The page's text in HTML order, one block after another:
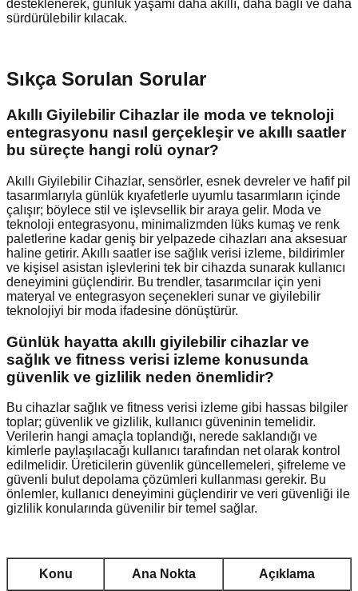
desteklenerek, günlük yaşamı daha akıllı, daha bağlı ve daha
sürdürülebilir kılacak.
Sıkça Sorulan Sorular
Akıllı Giyilebilir Cihazlar ile moda ve teknoloji
entegrasyonu nasıl gerçekleşir ve akıllı saatler
bu süreçte hangi rolü oynar?
Akıllı Giyilebilir Cihazlar, sensörler, esnek devreler ve hafif pil
tasarımlarıyla günlük kıyafetlerle uyumlu tasarımların içinde
çalışır; böylece stil ve işlevsellik bir araya gelir. Moda ve
teknoloji entegrasyonu, minimalizmden lüks kumaş ve renk
paletlerine kadar geniş bir yelpazede cihazları ana aksesuar
haline getirir. Akıllı saatler ise sağlık verisi izleme, bildirimler
ve kişisel asistan işlevlerini tek bir cihazda sunarak kullanıcı
deneyimini güçlendirir. Bu trendler, tasarımcılar için yeni
materyal ve entegrasyon seçenekleri sunar ve giyilebilir
teknolojiyi bir moda ifadesine dönüştürür.
Günlük hayatta akıllı giyilebilir cihazlar ve
sağlık ve fitness verisi izleme konusunda
güvenlik ve gizlilik neden önemlidir?
Bu cihazlar sağlık ve fitness verisi izleme gibi hassas bilgiler
toplar; güvenlik ve gizlilik, kullanıcı güveninin temelidir.
Verilerin hangi amaçla toplandığı, nerede saklandığı ve
kimlerle paylaşılacağı kullanıcı tarafından net olarak kontrol
edilmelidir. Üreticilerin güvenlik güncellemeleri, şifreleme ve
güvenli bulut depolama çözümleri kullanması gerekir. Bu
önlemler, kullanıcı deneyimini güçlendirir ve veri güvenliği ile
gizlilik konularında güvenilir bir temel sağlar.
Konu Ana Nokta Açıklama